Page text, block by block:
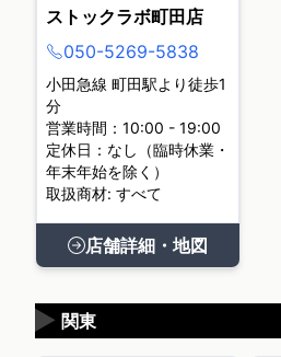
ストックラボ町田店
050-5269-5838
小田急線 町田駅より徒歩1
分
営業時間：10:00 - 19:00
定休日：なし（臨時休業・
年末年始を除く）
取扱商材: すべて
店舗詳細・地図
関東
▶